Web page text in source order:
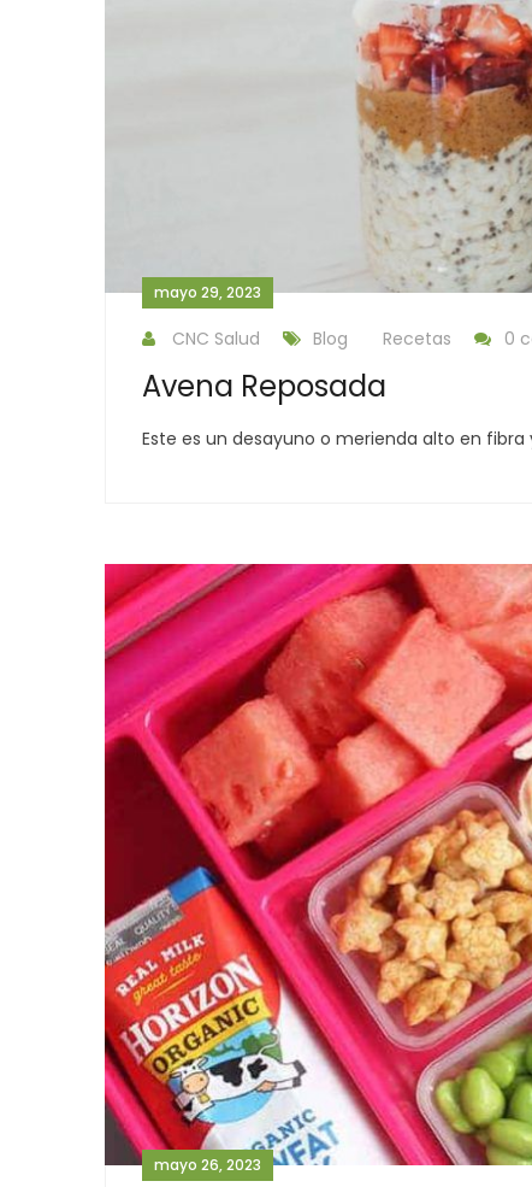
mayo 29, 2023
CNC Salud Blog Recetas 0
Avena Reposada
Este es un desayuno o merienda alto en
mayo 26, 2023